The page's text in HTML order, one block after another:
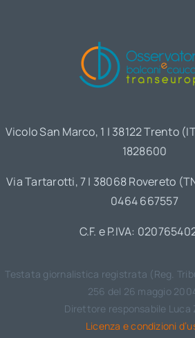
Vicolo San Marco, 1 | 38122 Trento
1828600
Via Tartarotti, 7 | 38068 Rovereto
0464 667557
C.F. e P.IVA:
Testata giornalistica registrata (Reg.
256 del 26 maggio
Direttore responsabile Luca
Licenza e condizioni